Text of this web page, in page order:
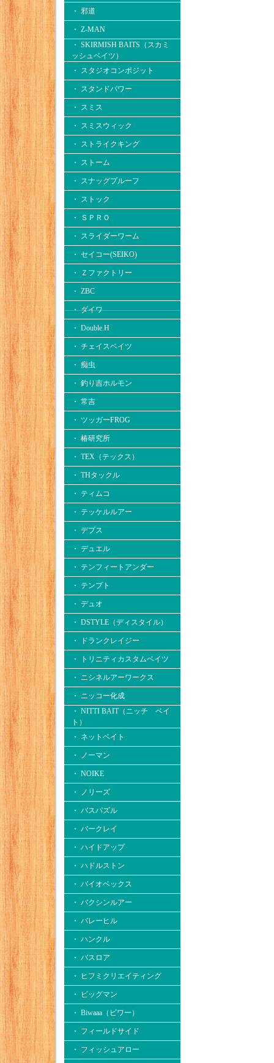
・ 邪道
・ Z-MAN
・ SKIRMISH BAITS（スカミ
ッシュベイツ）
・ スタジオコンポジット
・ スタンドパワー
・ スミス
・ スミスウィック
・ ストライクキング
・ ストーム
・ スナッグプルーフ
・ ストック
・ ＳＰＲＯ
・ スライダーワーム
・ セイコー(SEIKO)
・ Ｚファクトリー
・ ZBC
・ ダイワ
・ Double.H
・ チェイスベイツ
・ 痴虫
・ 釣り吉ホルモン
・ 常吉
・ ツッガーFROG
・ 椿研究所
・ TEX（テックス）
・ THタックル
・ ティムコ
・ テッケルルアー
・ デプス
・ デュエル
・ テンフィートアンダー
・ テンプト
・ デュオ
・ DSTYLE（ディスタイル）
・ ドランクレイジー
・ トリニティカスタムベイツ
・ ニシネルアーワークス
・ ニッコー化成
・ NITTI BAIT（ニッチ ベイ
ト）
・ ネットベイト
・ ノーマン
・ NOIKE
・ ノリーズ
・ バスパズル
・ バークレイ
・ ハイドアップ
・ ハドルストン
・ バイオベックス
・ バクシンルアー
・ バレーヒル
・ ハンクル
・ バスロア
・ ヒフミクリエイティング
・ ビッグマン
・ Biwaaa（ビワー）
・ フィールドサイド
・ フィッシュアロー